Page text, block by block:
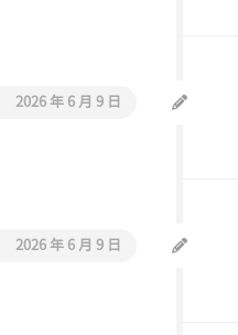
2026 年 6 月 9 日
2026 年 6 月 9 日